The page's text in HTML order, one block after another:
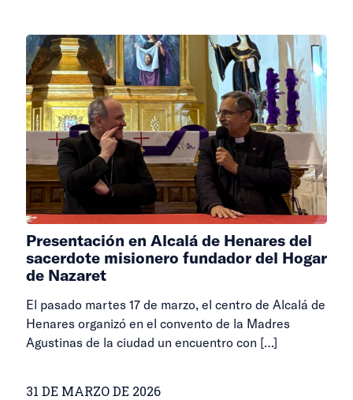
Presentación en Alcalá de Henares del
sacerdote misionero fundador del Hogar
de Nazaret
El pasado martes 17 de marzo, el centro de Alcalá de
Henares organizó en el convento de la Madres
Agustinas de la ciudad un encuentro con […]
31 DE MARZO DE 2026